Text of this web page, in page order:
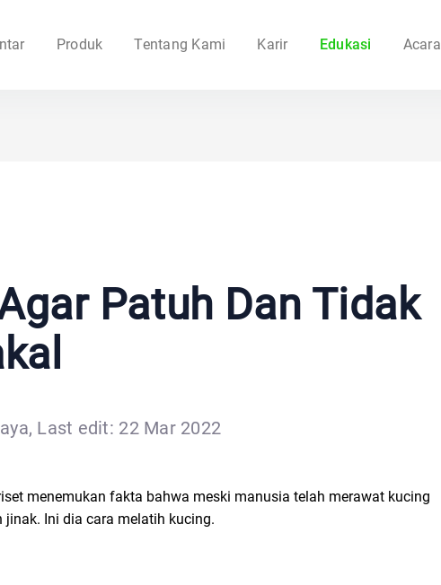
Produk Tentang Kami Karir Edukasi Acara
Patuh Dan Tidak
Last edit: 22 Mar 2022
menemukan fakta bahwa meski manusia telah merawat kucing
jinak. Ini dia cara melatih kucing.